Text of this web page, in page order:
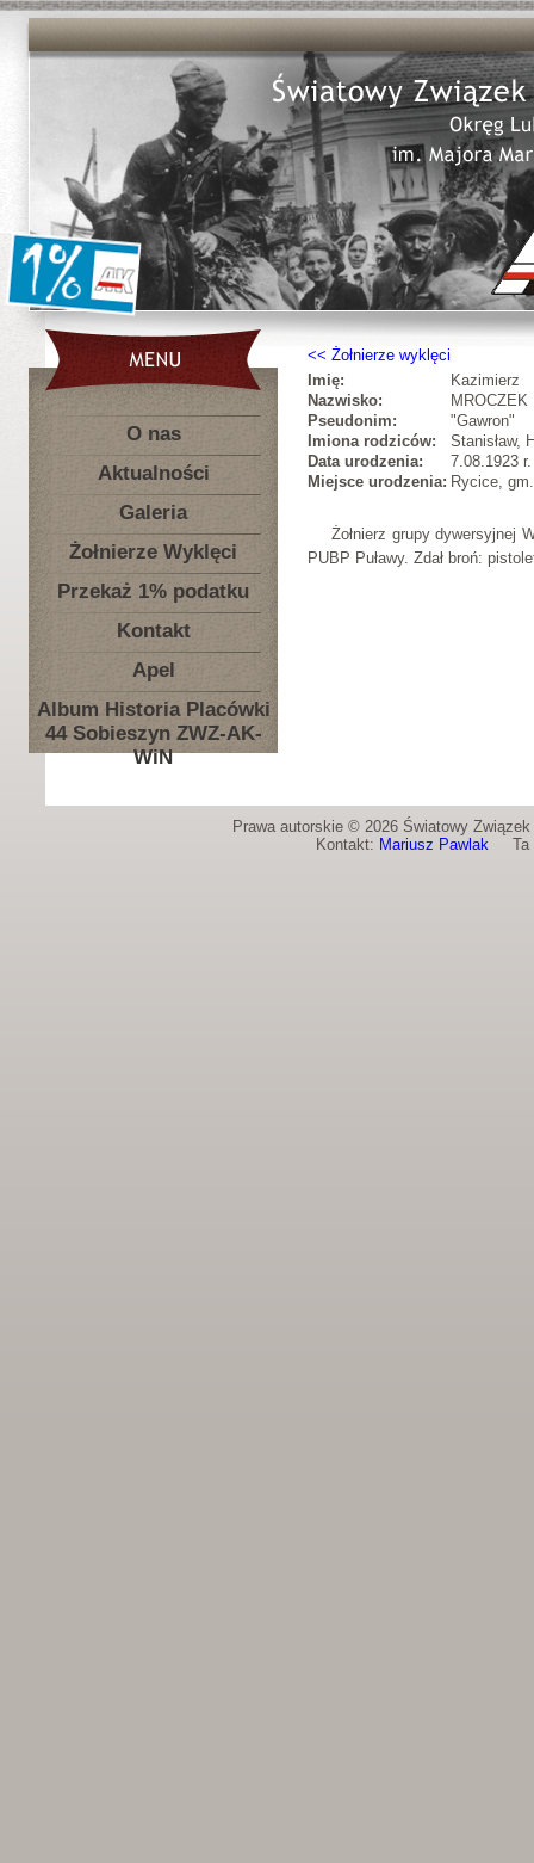
O nas
Aktualności
Galeria
Żołnierze Wyklęci
Przekaż 1% podatku
Kontakt
Apel
Album Historia Placówki
44 Sobieszyn ZWZ-AK-
WiN
Żołnierze wyklęci
Imię:
Kazimierz
Nazwisko:
MROCZEK
Pseudonim:
"Gawron"
Imiona rodziców:
Stanisław,
Data urodzenia:
7.08.1923 r.
Miejsce urodzenia: Rycice,
Żołnierz grupy dywersyjnej
PUBP Puławy. Zdał broń:
Prawa autorskie © 2026 Światowy
Kontakt: Mariusz PawlakTa